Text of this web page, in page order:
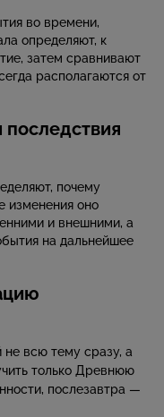
во времени,
определяют, к
затем сравнивают
располагаются от
почему
изменения оно
и внешними, а
на дальнейшее
не всю тему сразу, а
только Древнюю
послезавтра —